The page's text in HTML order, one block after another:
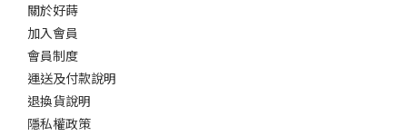
關於好蒔
加入會員
會員制度
運送及付款說明
退換貨說明
隱私權政策